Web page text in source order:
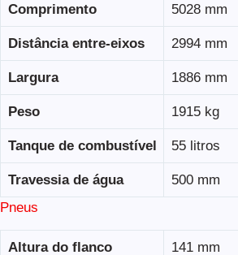
Comprimento 5028 mm
Distância entre-eixos 2994 mm
Largura 1886 mm
Peso 1915 kg
Tanque de combustível 55 litros
Travessia de água
500 mm
Pneus
Altura do flanco 141 mm